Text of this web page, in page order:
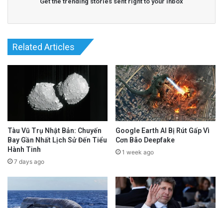
Related Articles
Tàu Vũ Trụ Nhật Bản: Chuyến
Bay Gần Nhất Lịch Sử Đến Tiểu
Hành Tinh
7 days ago
Google Earth AI Bị Rút Gấp Vì
Cơn Bão Deepfake
1 week ago